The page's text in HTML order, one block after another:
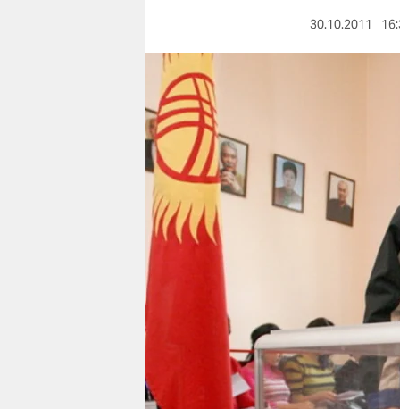
berlin
nord
wahrheit
verlag
verlag
veranstaltungen
fragen & hilfe
unterstützen
abo
30.10.2011